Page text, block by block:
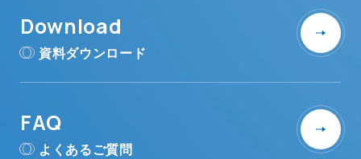
Download
資料ダウンロード
FAQ
よくあるご質問